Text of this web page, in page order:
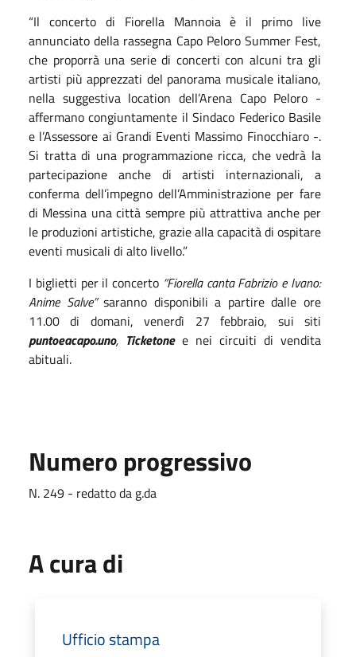
“Il concerto di Fiorella Mannoia è il primo live
annunciato della rassegna Capo Peloro Summer Fest,
che proporrà una serie di concerti con alcuni tra gli
artisti più apprezzati del panorama musicale italiano,
nella suggestiva location dell’Arena Capo Peloro -
affermano congiuntamente il Sindaco Federico Basile
e l’Assessore ai Grandi Eventi Massimo Finocchiaro -.
Si tratta di una programmazione ricca, che vedrà la
partecipazione anche di artisti internazionali, a
conferma dell’impegno dell’Amministrazione per fare
di Messina una città sempre più attrattiva anche per
le produzioni artistiche, grazie alla capacità di ospitare
eventi musicali di alto livello.”
I biglietti per il concerto “Fiorella canta Fabrizio e Ivano:
Anime Salve”saranno disponibili a partire dalle ore
11.00 di domani, venerdì 27 febbraio, sui siti
puntoeacapo.uno, Ticketonee nei circuiti di vendita
abituali.
Numero progressivo
N. 249 - redatto da g.da
A cura di
Ufficio stampa